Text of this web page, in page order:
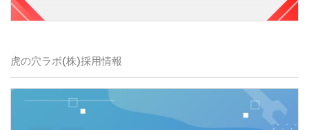
虎の穴ラボ(株)採用情報